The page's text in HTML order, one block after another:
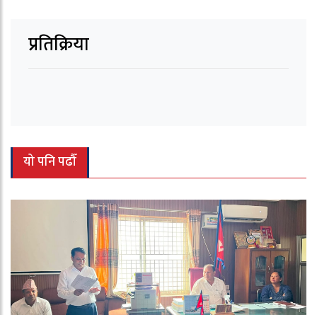
प्रतिक्रिया
यो पनि पढौँ